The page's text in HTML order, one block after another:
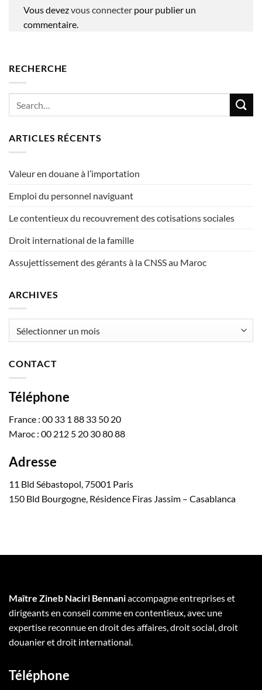
Vous devezvous connecter pour publier un
commentaire.
RECHERCHE
ARTICLES RÉCENTS
Valeur en douane à l’importation
Emploi du personnel naviguant
Le contentieux du recouvrement des cotisations sociales
Droit international de la famille
Assujettissement des gérants à la CNSS au Maroc
ARCHIVES
CONTACT
Téléphone
France : 00 33 1 88 33 50 20
Maroc : 00 212 5 20 30 80 88
Adresse
11 Bld Sébastopol, 75001 Paris
150 Bld Bourgogne, Résidence Firas Jassim – Casablanca
Maître Zineb Naciri Bennaniaccompagne entreprises et
dirigeants en conseil comme en contentieux, avec une
expertise reconnue en droit des affaires, droit social, droit
douanier et droit international.
Téléphone